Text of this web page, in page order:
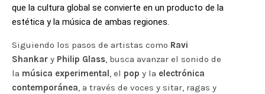
que la cultura global se convierte en un producto de la
estética y la música de ambas regiones.
Siguiendo los pasos de artistas como Ravi
Shankar y Philip Glass, busca avanzar el sonido de
la música experimental, el pop y la electrónica
contemporánea, a través de voces y sitar, ragas y